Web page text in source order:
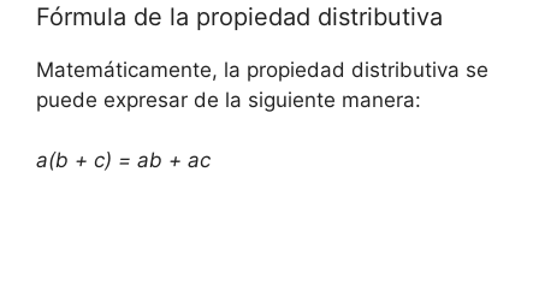
Fórmula‍ de la propiedad distributiva
Matemáticamente, la propiedad distributiva se
puede ​expresar de la‍ siguiente manera:
a(b + c) =⁤ ab + ac